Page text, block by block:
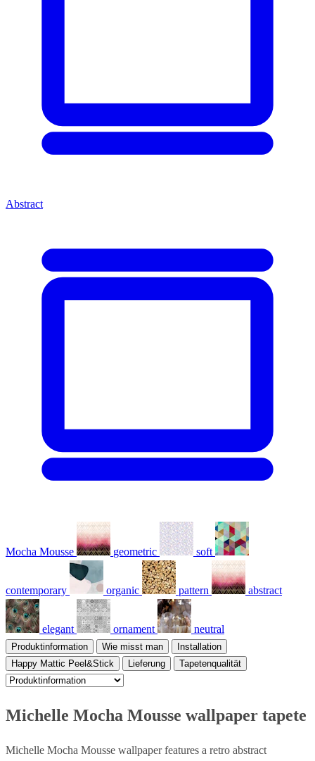
Abstract
Mocha Mousse geometric soft
contemporary organic pattern abstract
elegant ornament neutral
Produktinformation Wie misst man
Installation
Happy Mattic Peel&Stick
Lieferung Tapetenqualität
Michelle Mocha Mousse wallpaper tapete
Michelle Mocha Mousse wallpaper features a retro abstract